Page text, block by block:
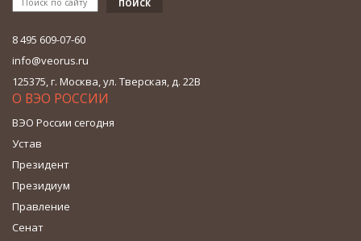
8 495 609-07-60
info@veorus.ru
125375, г. Москва, ул. Тверская, д. 22В
О ВЭО РОССИИ
ВЭО России сегодня
Устав
Президент
Президиум
Правление
Сенат